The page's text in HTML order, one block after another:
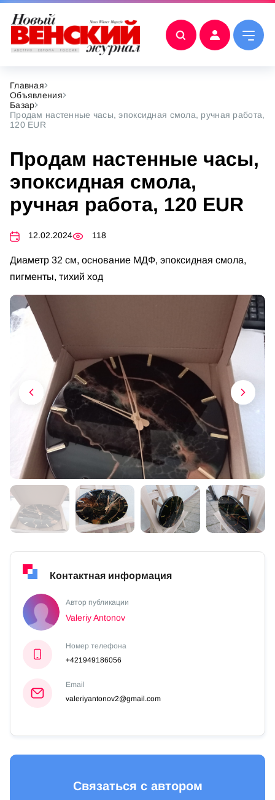
Главная
Объявления
Базар
Продам настенные часы, эпоксидная смола, ручная работа,
120 EUR
Продам настенные часы,
эпоксидная смола,
ручная работа, 120 EUR
12.02.2024 118
Диаметр 32 см, основание МДФ, эпоксидная смола,
пигменты, тихий ход
Контактная информация
Автор публикации
Valeriy Antonov
Номер телефона
+421949186056
Email
valeriyantonov2@gmail.com
Связаться с автором